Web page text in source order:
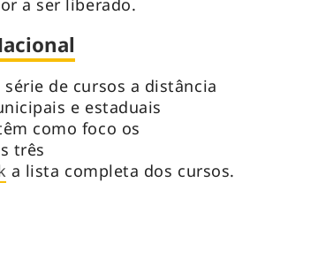
a ser liberado.
série de cursos a distância
e estaduais
como foco os
três
a lista completa dos cursos.